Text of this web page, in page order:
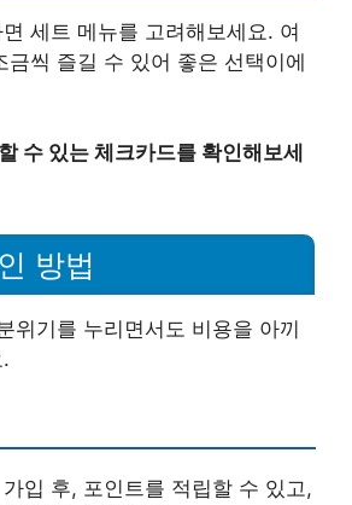
세트 메뉴를 고려해보세요. 여
금씩 즐길 수 있어 좋은 선택이에
수 있는 체크카드를 확인해보세
방법
위기를 누리면서도 비용을 아끼
입 후, 포인트를 적립할 수 있고,